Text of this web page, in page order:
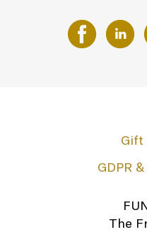
Gift
GDPR
The